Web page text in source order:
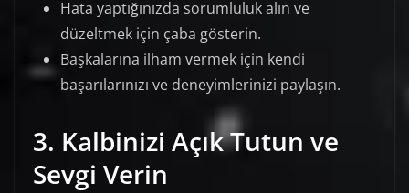
Hata yaptığınızda sorumluluk alın ve
düzeltmek için çaba gösterin.
Başkalarına ilham vermek için kendi
başarılarınızı ve deneyimlerinizi paylaşın.
3. Kalbinizi Açık Tutun ve
Sevgi Verin